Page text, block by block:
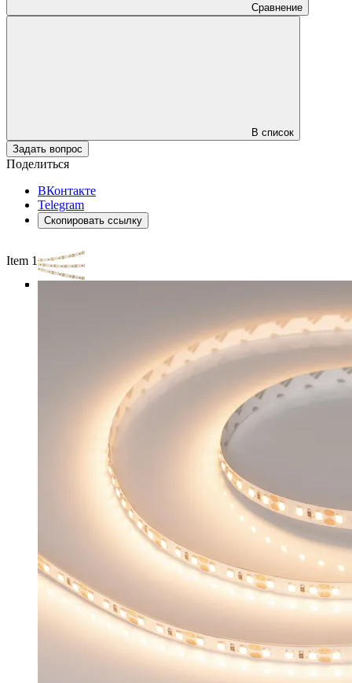
Сравнение
В список
Задать вопрос
Поделиться
ВКонтакте
Telegram
Скопировать ссылку
Item 1 of 4